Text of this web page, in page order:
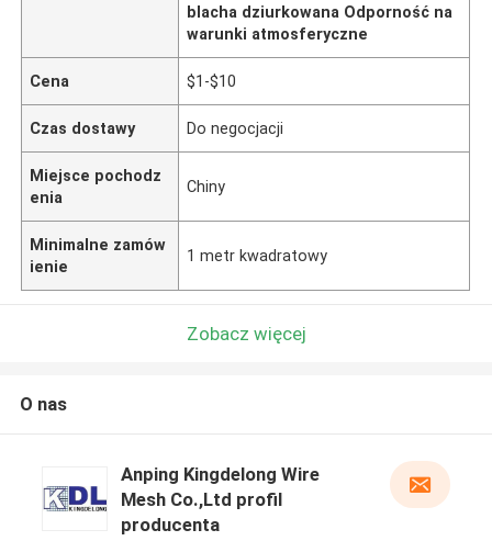
blacha dziurkowana Odporność na
warunki atmosferyczne
Cena $1-$10
Czas dostawy Do negocjacji
Miejsce pochodz
enia
Chiny
Minimalne zamów
ienie
1 metr kwadratowy
Zobacz więcej
O nas
Anping Kingdelong Wire
Mesh Co.,Ltd profil
producenta